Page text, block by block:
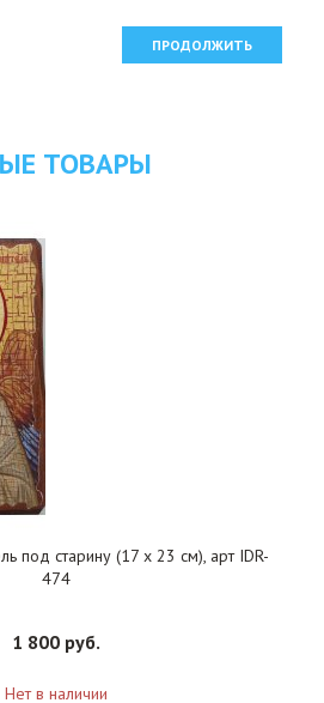
ПРОДОЛЖИТЬ
ТОВАРЫ
под старину (17 х 23 см), арт IDR-
474
1 800 руб.
Нет в наличии